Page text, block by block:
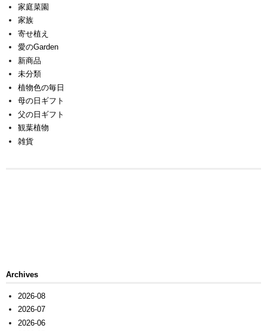
家庭菜園
家族
寄せ植え
愛のGarden
新商品
未分類
植物色の毎日
母の日ギフト
父の日ギフト
観葉植物
雑貨
Archives
2026-08
2026-07
2026-06